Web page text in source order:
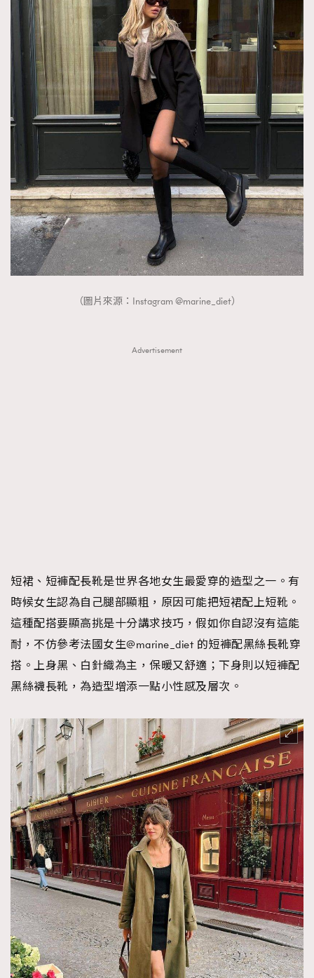
TRENDING
（圖片來源：Instagram @marine_diet）
Advertisement
短裙、短褲配長靴是世界各地女生最愛穿的造型之一。有
時候女生認為自己腿部顯粗，原因可能把短裙配上短靴。
這種配搭要顯高挑是十分講求技巧，假如你自認沒有這能
耐，不仿參考法國女生@marine_diet 的短褲配黑絲長靴穿
搭。上身黑、白針織為主，保暖又舒適；下身則以短褲配
黑絲襪長靴，為造型增添一點小性感及層次。